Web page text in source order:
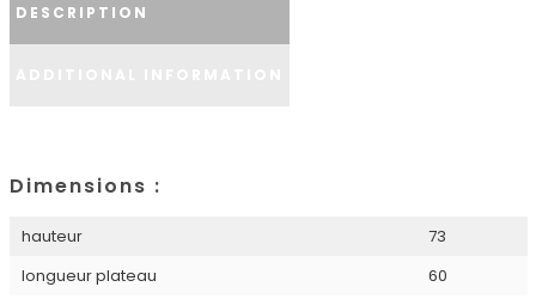
DESCRIPTION
Dimensions :
hauteur
73
longueur plateau
60